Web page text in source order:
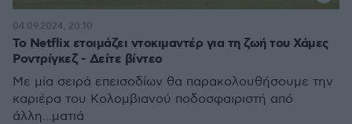
Το Netflix ετοιμάζει ντοκιμαντέρ για τη ζωή του Χάμες
Ροντρίγκεζ - Δείτε βίντεο
Με μία σειρά επεισοδίων θα παρακολουθήσουμε την
καριέρα του Κολομβιανού ποδοσφαιριστή από
άλλη...ματιά
04.09.2024, 20:10